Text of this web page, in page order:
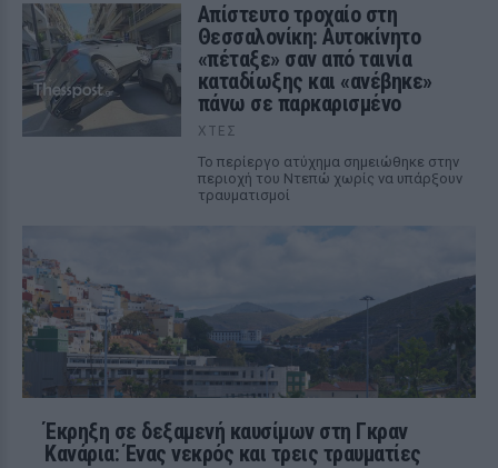
Απίστευτο τροχαίο στη
Θεσσαλονίκη: Αυτοκίνητο
«πέταξε» σαν από ταινία
καταδίωξης και «ανέβηκε»
πάνω σε παρκαρισμένο
ΧΤΕΣ
Το περίεργο ατύχημα σημειώθηκε στην
περιοχή του Ντεπώ χωρίς να υπάρξουν
τραυματισμοί
Έκρηξη σε δεξαμενή καυσίμων στη Γκραν
Κανάρια: Ένας νεκρός και τρεις τραυματίες